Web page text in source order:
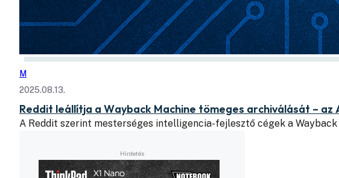
M
2025.08.13.
Reddit leállítja a Wayback Machine tömeges archiválását –
A Reddit szerint mesterséges intelligencia-fejlesztő cégek a